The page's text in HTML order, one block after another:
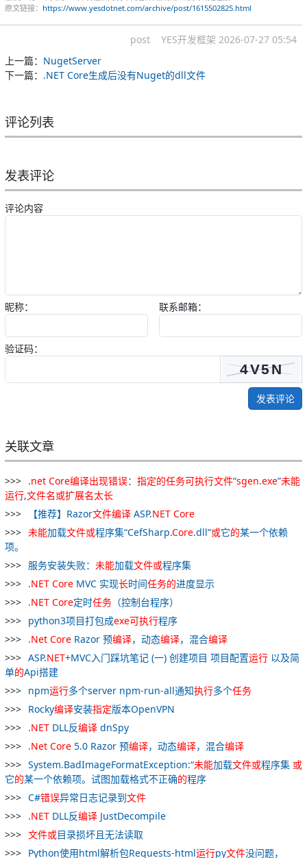
原文链接： https://www.yesdotnet.com/archive/post/1615502825.html
post YES开发框架 2026-07-27 05:54
上一篇： NugetServer
下一篇： .NET Core生成后没有Nuget的dll文件
评论列表
发表评论
评论内容
昵称： 联系邮箱：
验证码：
发表评论
关联文章
.net Core编译出现错误： 指定的任务可执行文件“sgen.exe”未能
运行,文件名或扩展名太长
【推荐】Razor文件编译 ASP.NET Core
未能加载文件或程序集“CefSharp.Core.dll”或它的某一个依赖
项。
服务安装失败： 未能加载文件或程序集
.NET Core MVC 实现长时间任务的进度显示
.NET Core定时任务 （控制台程序）
python3项目打包成exe可执行程序
.Net Core Razor 预编译，动态编译，混合编译
ASP.NET+MVC入门踩坑笔记 (一) 创建项目 项目配置运行 以及简
单的Api搭建
npm运行多个server npm-run-all通知执行多个任务
Rocky编译安装指定版本OpenVPN
.NET DLL反编译 dnSpy
.Net Core 5.0 Razor 预编译，动态编译，混合编译
System.BadImageFormatException:“未能加载文件或程序集 或
它的某一个依赖项。试图加载格式不正确的程序
C#错误异常日志记录到文件
.NET DLL反编译 JustDecompile
文件或目录损坏且无法读取
Python使用html解析包Requests-html运行py文件没问题，